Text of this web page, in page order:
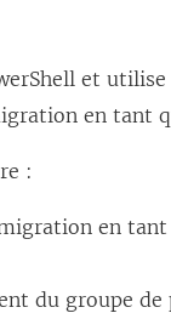
et
en tant
:
en
du groupe